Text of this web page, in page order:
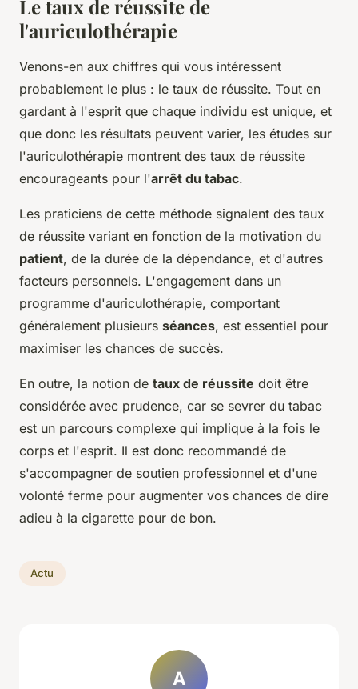
Le taux de réussite de
l'auriculothérapie
Venons-en aux chiffres qui vous intéressent
probablement le plus : le taux de réussite. Tout en
gardant à l'esprit que chaque individu est unique, et
que donc les résultats peuvent varier, les études sur
l'auriculothérapie montrent des taux de réussite
encourageants pour l'arrêt du tabac.
Les praticiens de cette méthode signalent des taux
de réussite variant en fonction de la motivation du
patient, de la durée de la dépendance, et d'autres
facteurs personnels. L'engagement dans un
programme d'auriculothérapie, comportant
généralement plusieurs séances, est essentiel pour
maximiser les chances de succès.
En outre, la notion de taux de réussite doit être
considérée avec prudence, car se sevrer du tabac
est un parcours complexe qui implique à la fois le
corps et l'esprit. Il est donc recommandé de
s'accompagner de soutien professionnel et d'une
volonté ferme pour augmenter vos chances de dire
adieu à la cigarette pour de bon.
Actu
A